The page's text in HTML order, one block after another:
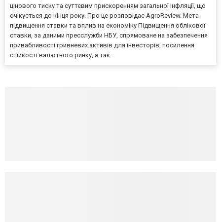
цінового тиску та суттєвим прискоренням загальної інфляції, що
очікується до кінця року. Про це розповідає AgroReview. Мета
підвищення ставки та вплив на економіку Підвищення облікової
ставки, за даними пресслужби НБУ, спрямоване на забезпечення
привабливості гривневих активів для інвесторів, посилення
стійкості валютного ринку, а так...